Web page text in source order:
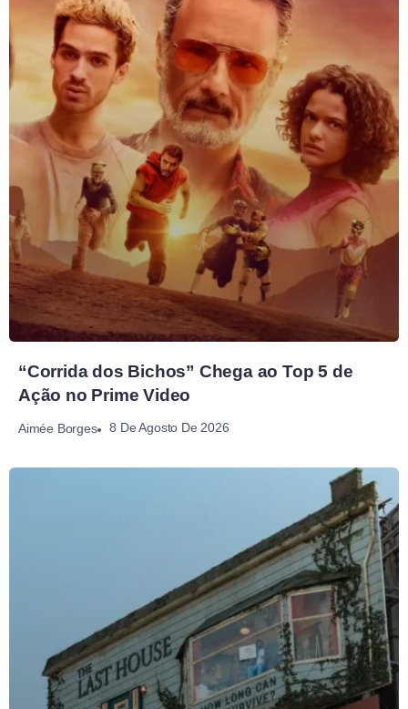
“Corrida dos Bichos” Chega ao Top 5 de
Ação no Prime Video
Aimée Borges 8 De Agosto De 2026